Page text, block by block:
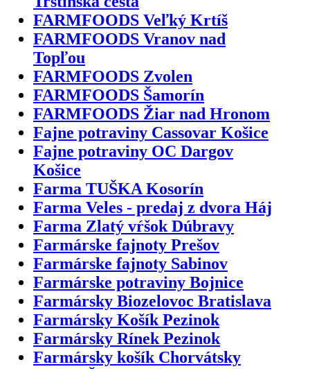
FARMFOODS Veľký Krtíš
FARMFOODS Vranov nad
Topľou
FARMFOODS Zvolen
FARMFOODS Šamorín
FARMFOODS Žiar nad Hronom
Fajne potraviny Cassovar Košice
Fajne potraviny OC Dargov
Košice
Farma TUŠKA Kosorín
Farma Veles - predaj z dvora Háj
Farma Zlatý vŕšok Dúbravy
Farmárske fajnoty Prešov
Farmárske fajnoty Sabinov
Farmárske potraviny Bojnice
Farmársky Biozelovoc Bratislava
Farmársky Košík Pezinok
Farmársky Rínek Pezinok
Farmársky košík Chorvátsky